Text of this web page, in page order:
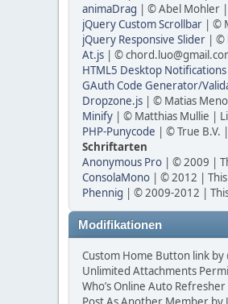
animaDrag | © Abel Mohler
jQuery Custom Scrollbar | ©
jQuery Responsive Slider | ©
At.js | ©
HTML5 Desktop Notifications
GAuth Code Generator/
Dropzone.js | © Matias
Minify | © Matthias Mullie |
PHP-Punycode | © True B.V.
Schriftarten
Anonymous Pro | © 2009 |
ConsolaMono | © 2012 | This
Phennig | © 2009-2012 |
Modifikationen
Custom Home Button link
Unlimited Attachments
Who’s Online Auto